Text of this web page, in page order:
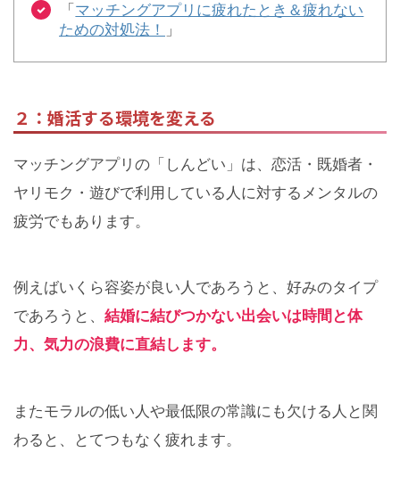
「マッチングアプリに疲れたとき＆疲れない
ための対処法！
」
２：婚活する環境を変える
マッチングアプリの「しんどい」は、恋活・既婚者・
ヤリモク・遊びで利用している人に対するメンタルの
疲労でもあります。
例えばいくら容姿が良い人であろうと、好みのタイプ
であろうと、 結婚に結びつかない出会いは時間と体
力、気力の浪費に直結します。
またモラルの低い人や最低限の常識にも欠ける人と関
わると、とてつもなく疲れます。